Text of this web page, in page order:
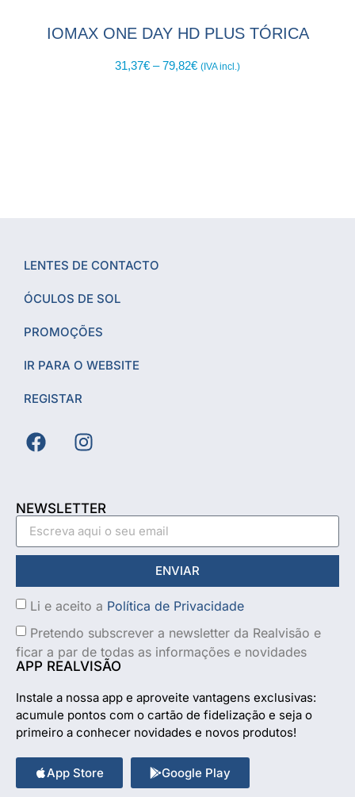
IOMAX ONE DAY HD PLUS TÓRICA
31,37€ – 79,82€ (IVA incl.)
LENTES DE CONTACTO
ÓCULOS DE SOL
PROMOÇÕES
IR PARA O WEBSITE
REGISTAR
NEWSLETTER
Li e aceito a Política de Privacidade
Pretendo subscrever a newsletter da Realvisão e
ficar a par de todas as informações e novidades
ENVIAR
APP REALVISÃO
Instale a nossa app e aproveite vantagens exclusivas:
acumule pontos com o cartão de fidelização e seja o
primeiro a conhecer novidades e novos produtos!
App Store Google Play